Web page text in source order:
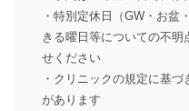
・特別定休日（GW・お盆
きる曜日等についての不
せください
・クリニックの規定に基
があります